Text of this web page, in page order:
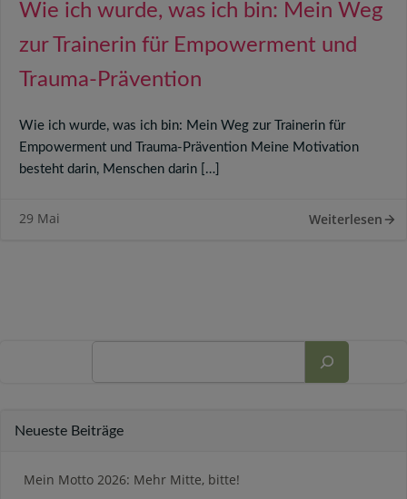
Wie ich wurde, was ich bin: Mein Weg
zur Trainerin für Empowerment und
Trauma-Prävention
Wie ich wurde, was ich bin: Mein Weg zur Trainerin für
Empowerment und Trauma-Prävention Meine Motivation
besteht darin, Menschen darin […]
29 Mai Weiterlesen
Neueste Beiträge
Mein Motto 2026: Mehr Mitte, bitte!